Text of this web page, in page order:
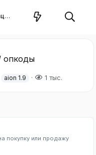
Регистрация
опкоды
aion 1.9 1 тыс.
покупку или продажу